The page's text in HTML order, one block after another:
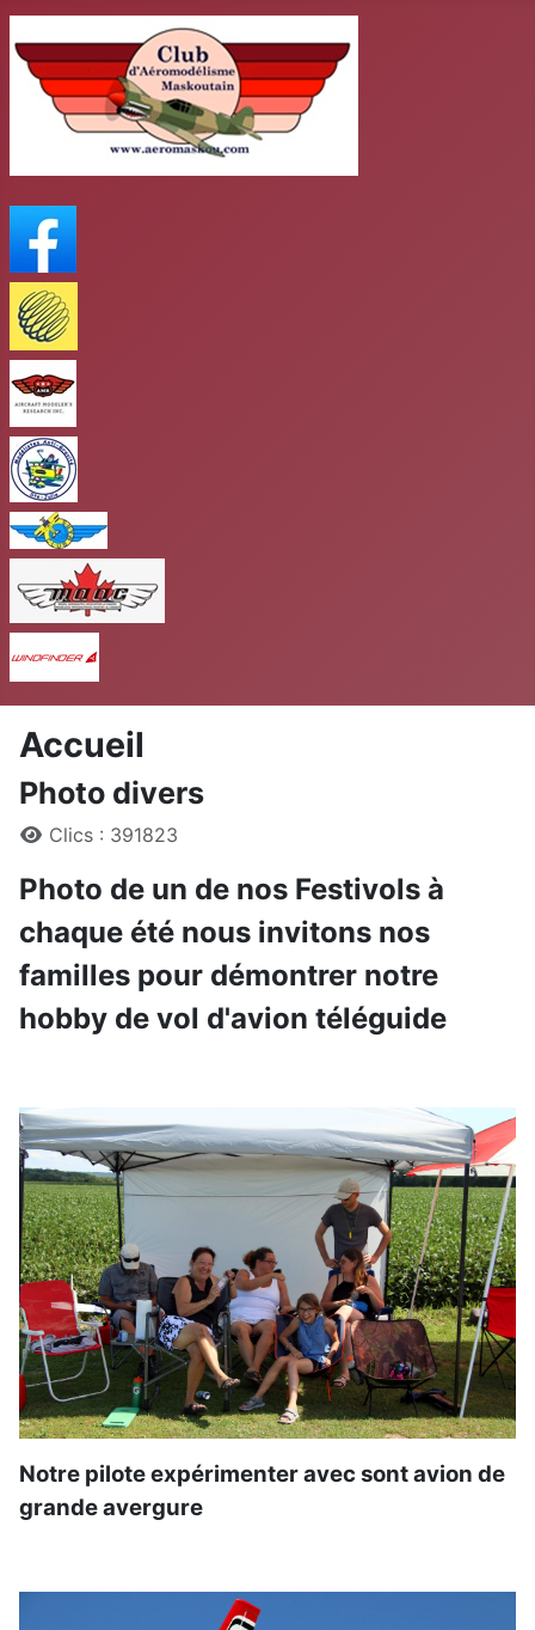
Club mars
Accueil
Photo divers
DétailsClics : 391823
Photo de un de nos Festivols à
chaque été nous invitons nos
familles pour démontrer notre
hobby de vol d'avion téléguide
Notre pilote expérimenter avec sont avion de
grande avergure